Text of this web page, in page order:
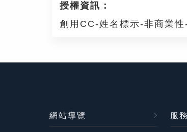
授權資訊：
創用CC-姓名標示-非商業
網站導覽 服